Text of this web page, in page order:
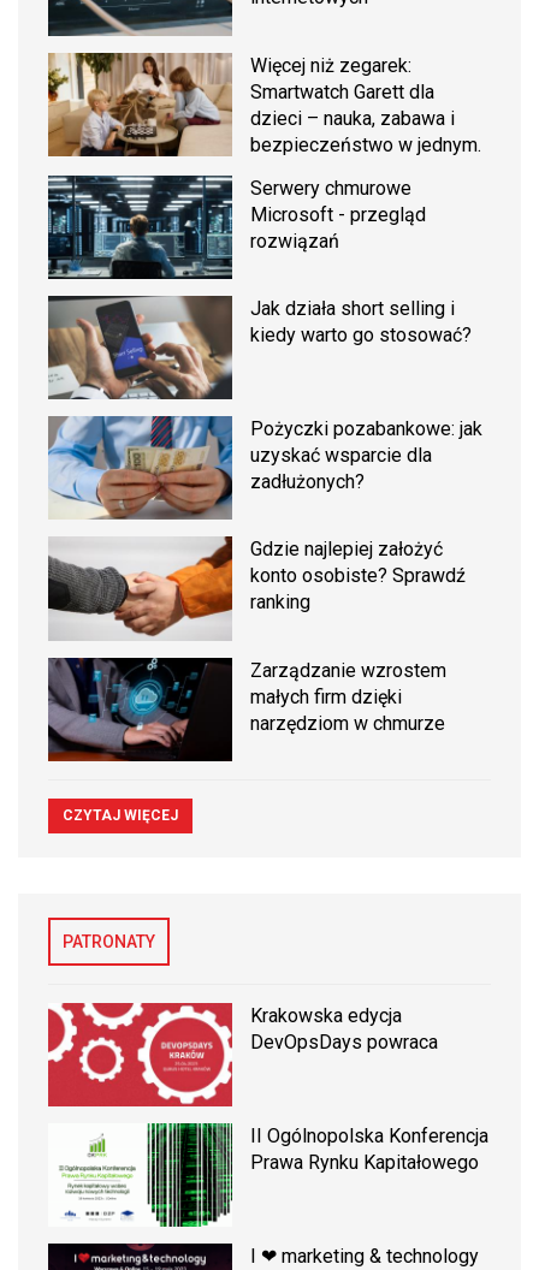
Więcej niż zegarek:
Smartwatch Garett dla
dzieci – nauka, zabawa i
bezpieczeństwo w jednym.
Serwery chmurowe
Microsoft - przegląd
rozwiązań
Jak działa short selling i
kiedy warto go stosować?
Pożyczki pozabankowe: jak
uzyskać wsparcie dla
zadłużonych?
Gdzie najlepiej założyć
konto osobiste? Sprawdź
ranking
Zarządzanie wzrostem
małych firm dzięki
narzędziom w chmurze
CZYTAJ WIĘCEJ
PATRONATY
Krakowska edycja
DevOpsDays powraca
II Ogólnopolska Konferencja
Prawa Rynku Kapitałowego
I ❤ marketing & technology